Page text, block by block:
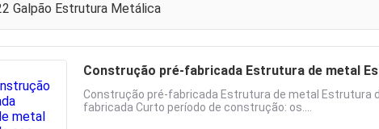
Galpão Estrutura Metálica
Construção pré-fabricada Estrutura de metal
Construção pré-fabricada Estrutura de metal Estrutura
fabricada Curto período de construção: os....